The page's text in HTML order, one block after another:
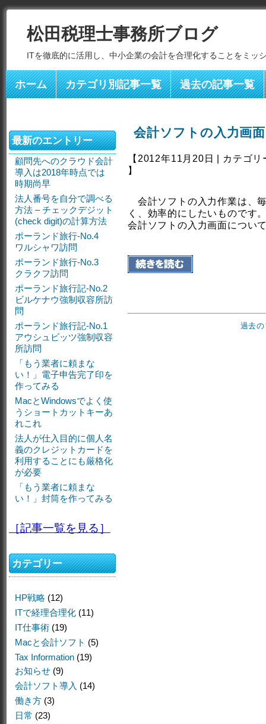
松田税理士事務所ブログ
ITを徹底的に活用し、中小企業の会計を合理化することをミッ
ホーム カテゴリ別記事一覧 過去の記事一覧
会計ソフトの入力画
【2012年11月20日 | カテゴリ
】
会計ソフトの入力作業は、
く、効率的にしたいものです
会計ソフトの入力画面につい
過去
最新のエントリー
顧問先へのクラウド会計
導入は2018年時点では
時期尚早
法人番号を自分で調べる
方法 – チェックデジット
(check digit)の計算方法
ポーランド旅行-No.4
ワルシャワ訪問
ポーランド旅行-No.3
クラクフ訪問
ポーランド旅行記-No.2
ビルケナウ強制収容所訪
問
ポーランド旅行記-No.1
アウシュビッツ強制収容
所訪問
「もう業者に頼まな
い！」電子申告完了印を
作ってみる
MacとWindowsでよく使
うショートカットキーあ
れこれ
法人が仕入目的に個人名
義のクレジットカードを
利用することにも厳格化
が必要
「もう業者に頼まな
い！」封筒を作ってみる
［記事一覧を見る］
カテゴリー
HP戦略 (12)
ITで経理合理化 (11)
IT仕事術 (19)
Macと会計ソフト (5)
Tax Information (19)
お知らせ (9)
会計ソフト導入 (14)
働き方 (3)
日常 (23)